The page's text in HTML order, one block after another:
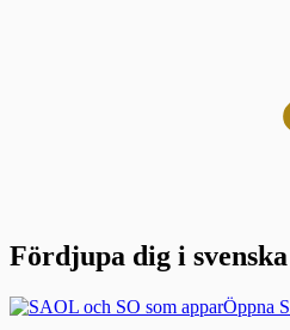
Fördjupa dig i
Öppna